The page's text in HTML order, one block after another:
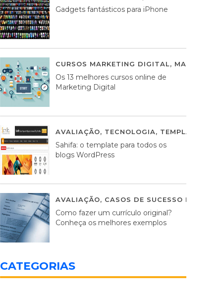
Gadgets fantásticos para iPhone
CURSOS MARKETING DIGITAL,
Os 13 melhores cursos online de
Marketing Digital
AVALIAÇÃO, TECNOLOGIA, TEMPLATES
Sahifa: o template para todos os
blogs WordPress
AVALIAÇÃO, CASOS DE SUCESSO DE
Como fazer um currículo original?
Conheça os melhores exemplos
CATEGORIAS